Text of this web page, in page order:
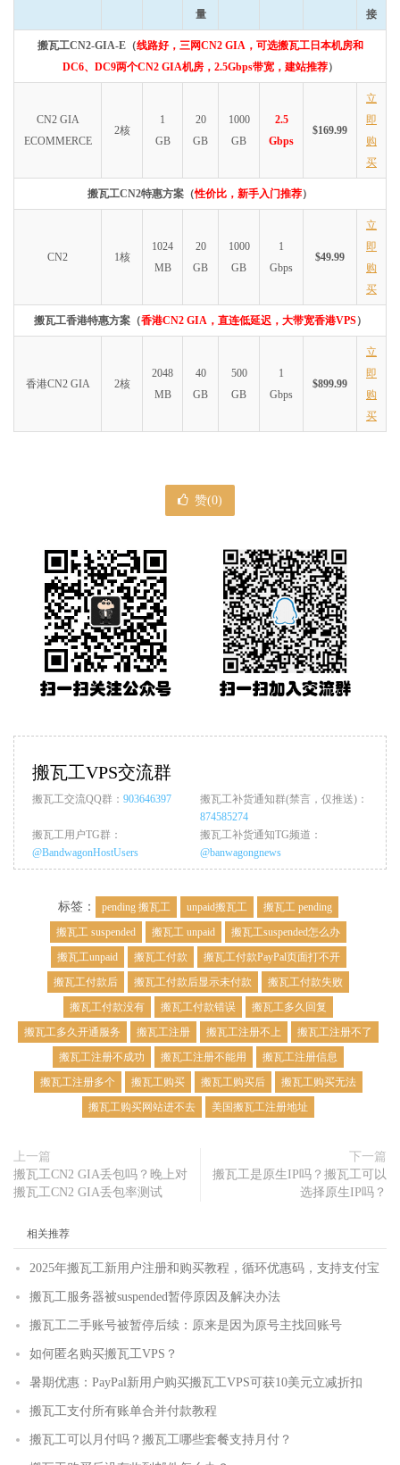
量
接
搬瓦工CN2-GIA-E（线路好，三网CN2 GIA，可选搬瓦工日本机房和
DC6、DC9两个CN2 GIA机房，2.5Gbps带宽，建站推荐）
CN2 GIA
ECOMMERCE
2核
1
GB
20
GB
1000
GB
2.5
Gbps
$169.99
立
即
购
买
搬瓦工CN2特惠方案（性价比，新手入门推荐）
CN2 1核
1024
MB
20
GB
1000
GB
1
Gbps
$49.99
立
即
购
买
搬瓦工香港特惠方案（香港CN2 GIA，直连低延迟，大带宽香港VPS）
香港CN2 GIA 2核
2048
MB
40
GB
500
GB
1
Gbps
$899.99
立
即
购
买
赞(0)
搬瓦工VPS交流群
搬瓦工交流QQ群： 903646397
搬瓦工补货通知群(禁言，仅推送)：
874585274
搬瓦工用户TG群：
@BandwagonHostUsers
搬瓦工补货通知TG频道：
@banwagongnews
标签： pending 搬瓦工 unpaid搬瓦工
搬瓦工 pending
搬瓦工 suspended
搬瓦工 unpaid
搬瓦工suspended怎么办
搬瓦工unpaid
搬瓦工付款
搬瓦工付款PayPal页面打不开
搬瓦工付款后
搬瓦工付款后显示未付款
搬瓦工付款失败
搬瓦工付款没有
搬瓦工付款错误
搬瓦工多久回复
搬瓦工多久开通服务
搬瓦工注册 搬瓦工注册不上
搬瓦工注册不了
搬瓦工注册不成功
搬瓦工注册不能用
搬瓦工注册信息
搬瓦工注册多个
搬瓦工购买 搬瓦工购买后
搬瓦工购买无法
搬瓦工购买网站进不去
美国搬瓦工注册地址
上一篇
搬瓦工CN2 GIA丢包吗？晚上对
搬瓦工CN2 GIA丢包率测试
下一篇
搬瓦工是原生IP吗？搬瓦工可以
选择原生IP吗？
相关推荐
2025年搬瓦工新用户注册和购买教程，循环优惠码，支持支付宝
搬瓦工服务器被suspended暂停原因及解决办法
搬瓦工二手账号被暂停后续：原来是因为原号主找回账号
如何匿名购买搬瓦工VPS？
暑期优惠：PayPal新用户购买搬瓦工VPS可获10美元立减折扣
搬瓦工支付所有账单合并付款教程
搬瓦工可以月付吗？搬瓦工哪些套餐支持月付？